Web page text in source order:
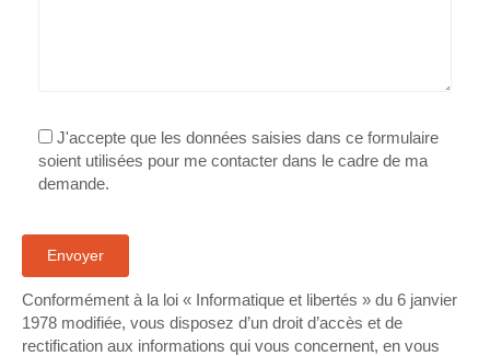
J'accepte que les données saisies dans ce formulaire
soient utilisées pour me contacter dans le cadre de ma
demande.
Conformément à la loi « Informatique et libertés » du 6 janvier
1978 modifiée, vous disposez d’un droit d’accès et de
rectification aux informations qui vous concernent, en vous